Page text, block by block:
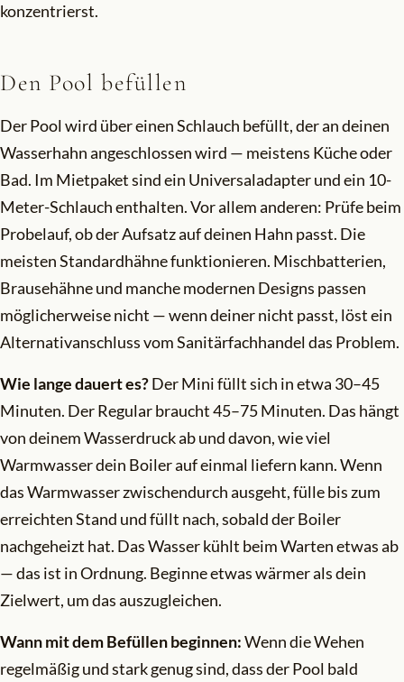
konzentrierst.
Den Pool befüllen
Der Pool wird über einen Schlauch befüllt, der an deinen
Wasserhahn angeschlossen wird — meistens Küche oder
Bad. Im Mietpaket sind ein Universaladapter und ein 10-
Meter-Schlauch enthalten. Vor allem anderen: Prüfe beim
Probelauf, ob der Aufsatz auf deinen Hahn passt. Die
meisten Standardhähne funktionieren. Mischbatterien,
Brausehähne und manche modernen Designs passen
möglicherweise nicht — wenn deiner nicht passt, löst ein
Alternativanschluss vom Sanitärfachhandel das Problem.
Wie lange dauert es?Der Mini füllt sich in etwa 30–45
Minuten. Der Regular braucht 45–75 Minuten. Das hängt
von deinem Wasserdruck ab und davon, wie viel
Warmwasser dein Boiler auf einmal liefern kann. Wenn
das Warmwasser zwischendurch ausgeht, fülle bis zum
erreichten Stand und füllt nach, sobald der Boiler
nachgeheizt hat. Das Wasser kühlt beim Warten etwas ab
— das ist in Ordnung. Beginne etwas wärmer als dein
Zielwert, um das auszugleichen.
Wann mit dem Befüllen beginnen:Wenn die Wehen
regelmäßig und stark genug sind, dass der Pool bald